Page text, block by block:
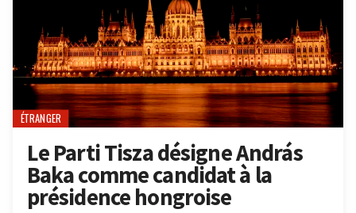
ÉTRANGER
Le Parti Tisza désigne András
Baka comme candidat à la
présidence hongroise